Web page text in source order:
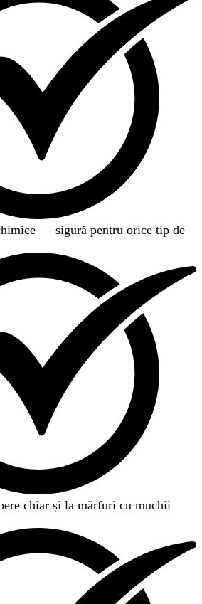
— sigură pentru orice tip de
chiar și la mărfuri cu muchii